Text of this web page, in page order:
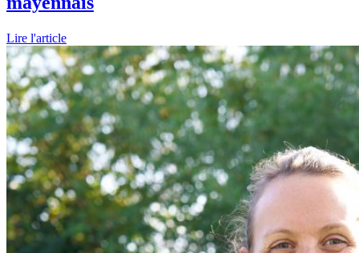
Lire l'article